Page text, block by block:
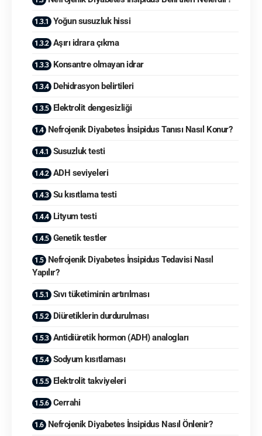
Yoğun susuzluk hissi
Aşırı idrara çıkma
Konsantre olmayan idrar
Dehidrasyon belirtileri
Elektrolit dengesizliği
Nefrojenik Diyabetes İnsipidus Tanısı Nasıl Konur?
Susuzluk testi
ADH seviyeleri
Su kısıtlama testi
Lityum testi
Genetik testler
Nefrojenik Diyabetes İnsipidus Tedavisi Nasıl
Yapılır?
Sıvı tüketiminin artırılması
Diüretiklerin durdurulması
Antidiüretik hormon (ADH) analogları
Sodyum kısıtlaması
Elektrolit takviyeleri
Cerrahi
Nefrojenik Diyabetes İnsipidus Nasıl Önlenir?